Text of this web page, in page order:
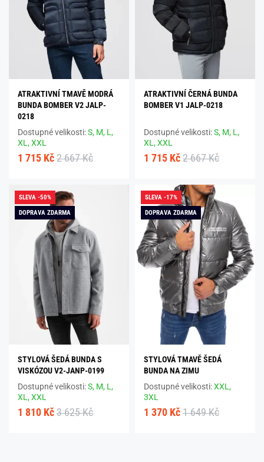
ATRAKTIVNÍ TMAVĚ MODRÁ
BUNDA BOMBER V2 JALP-
0218
Dostupné velikosti:S, M, L,
XL,XXL
1 715 Kč 2 667 Kč
ATRAKTIVNÍ ČERNÁ BUNDA
BOMBER V1 JALP-0218
Dostupné velikosti:S, M, L,
XL,XXL
1 715 Kč 2 667 Kč
SLEVA -50%
DOPRAVA ZDARMA
STYLOVÁ ŠEDÁ BUNDA S
VISKÓZOU V2-JANP-0199
Dostupné velikosti:S, M, L,
XL,XXL
1 810 Kč 3 625 Kč
SLEVA -17%
DOPRAVA ZDARMA
STYLOVÁ TMAVĚ ŠEDÁ
BUNDA NA ZIMU
Dostupné velikosti:XXL,
3XL
1 370 Kč 1 649 Kč